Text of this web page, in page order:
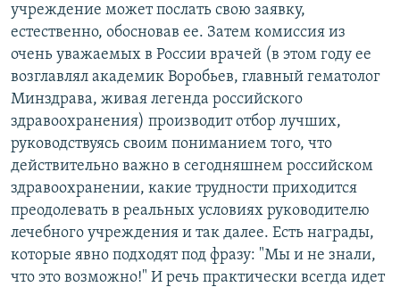
ПОДПИШИТЕСЬ НА РАССЫЛКУ
СОЦИАЛЬНЫЕ СЕТИ
учреждение может послать свою заявку,
естественно, обосновав ее. Затем комиссия из
очень уважаемых в России врачей (в этом году ее
возглавлял академик Воробьев, главный гематолог
Минздрава, живая легенда российского
здравоохранения) производит отбор лучших,
руководствуясь своим пониманием того, что
действительно важно в сегодняшнем российском
здравоохранении, какие трудности приходится
преодолевать в реальных условиях руководителю
лечебного учреждения и так далее. Есть награды,
которые явно подходят под фразу: "Мы и не знали,
что это возможно!" И речь практически всегда идет